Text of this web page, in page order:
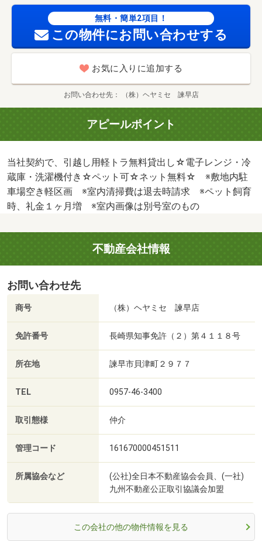
無料・簡単2項目！
この物件にお問い合わせする
お気に入りに追加する
お問い合わせ先 （株）ヘヤミセ 諫早店
アピールポイント
当社契約で、引越し用軽トラ無料貸出し☆電子レンジ・冷
蔵庫・洗濯機付き☆ペット可☆ネット無料☆ ※敷地内駐
車場空き軽区画 ※室内清掃費は退去時請求 ※ペット飼育
時、礼金１ヶ月増 ※室内画像は別号室のもの
不動産会社情報
お問い合わせ先
商号 （株）ヘヤミセ 諫早店
免許番号 長崎県知事免許（２）第４１１８号
所在地 諫早市貝津町２９７７
TEL 0957-46-3400
取引態様 仲介
管理コード 161670000451511
所属協会など
(公社)全日本不動産協会会員、(一社)
九州不動産公正取引協議会加盟
この会社の他の物件情報を見る